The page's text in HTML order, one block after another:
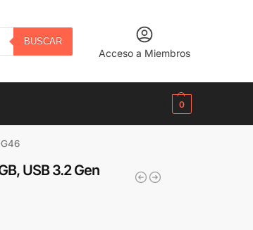
BUSCAR
Acceso a Miembros
0
USB 3.2 Gen